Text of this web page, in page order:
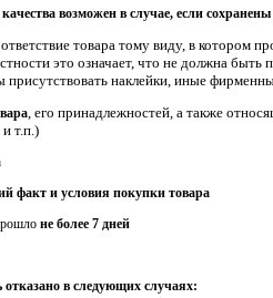
возможен в случае, если сохранены
товара тому виду, в котором
это означает, что не должна
присутствовать наклейки, иные
, его принадлежностей, а также
т.п.)
факт и условия покупки товара
не более 7 дней
в следующих случаях: